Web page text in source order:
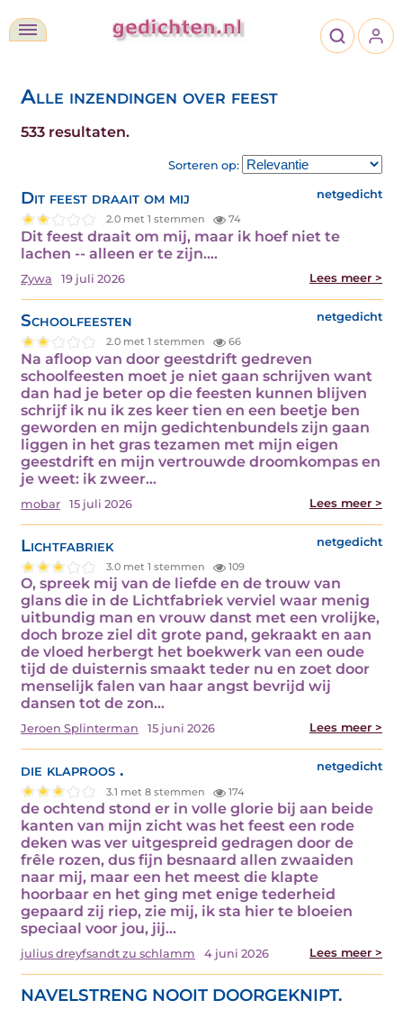
Alle inzendingen over feest
533 resultaten.
Sorteren op:
Dit feest draait om mij netgedicht
2.0 met 1 stemmen 74
Dit feest draait om mij, maar ik hoef niet te
lachen -- alleen er te zijn.…
Zywa 19 juli 2026 Lees meer >
Schoolfeesten netgedicht
2.0 met 1 stemmen 66
Na afloop van door geestdrift gedreven
schoolfeesten moet je niet gaan schrijven want
dan had je beter op die feesten kunnen blijven
schrijf ik nu ik zes keer tien en een beetje ben
geworden en mijn gedichtenbundels zijn gaan
liggen in het gras tezamen met mijn eigen
geestdrift en mijn vertrouwde droomkompas en
je weet: ik zweer…
mobar 15 juli 2026 Lees meer >
Lichtfabriek netgedicht
3.0 met 1 stemmen 109
O, spreek mij van de liefde en de trouw van
glans die in de Lichtfabriek verviel waar menig
uitbundig man en vrouw danst met een vrolijke,
doch broze ziel dit grote pand, gekraakt en aan
de vloed herbergt het boekwerk van een oude
tijd de duisternis smaakt teder nu en zoet door
menselijk falen van haar angst bevrijd wij
dansen tot de zon…
Jeroen Splinterman 15 juni 2026 Lees meer >
die klaproos . netgedicht
3.1 met 8 stemmen 174
de ochtend stond er in volle glorie bij aan beide
kanten van mijn zicht was het feest een rode
deken was ver uitgespreid gedragen door de
frêle rozen, dus fijn besnaard allen zwaaiden
naar mij, maar een het meest die klapte
hoorbaar en het ging met enige tederheid
gepaard zij riep, zie mij, ik sta hier te bloeien
speciaal voor jou, jij…
julius dreyfsandt zu schlamm 4 juni 2026 Lees meer >
NAVELSTRENG NOOIT DOORGEKNIPT.